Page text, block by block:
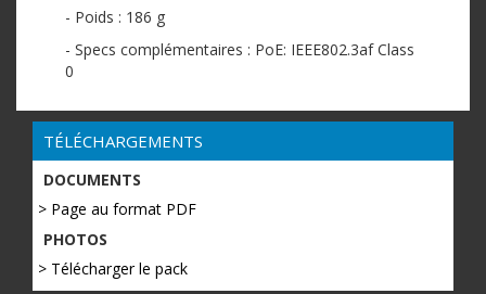
- Poids : 186 g
- Specs complémentaires : PoE: IEEE802.3af Class
0
TÉLÉCHARGEMENTS
DOCUMENTS
> Page au format PDF
PHOTOS
> Télécharger le pack